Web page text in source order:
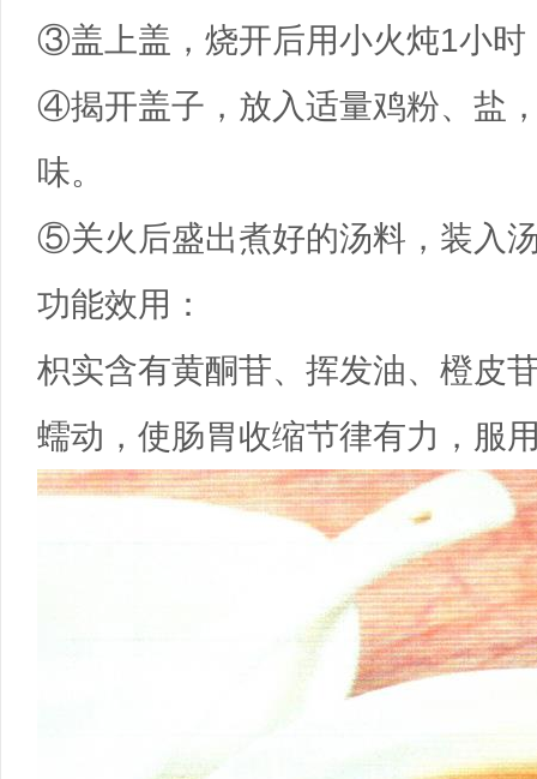
③盖上盖，烧开后用小火炖1小时
④揭开盖子，放入适量鸡粉、盐
味。
⑤关火后盛出煮好的汤料，装入
功能效用：
枳实含有黄酮苷、挥发油、橙皮
蠕动，使肠胃收缩节律有力，服